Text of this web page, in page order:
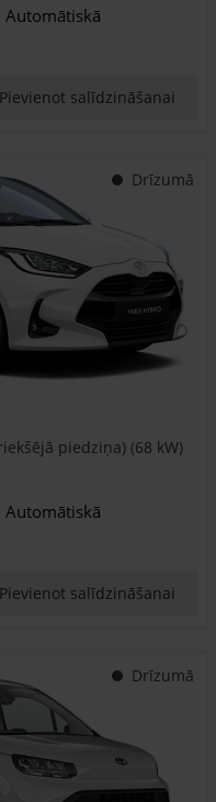
Automātiskā
Pievienot salīdzināšanai
Drīzumā
piedziņa) (68 kW)
Automātiskā
Pievienot salīdzināšanai
Drīzumā